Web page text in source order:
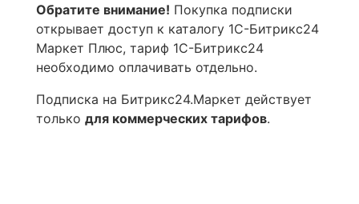
Обратите внимание! Покупка подписки
открывает доступ к каталогу 1С-Битрикс24
Маркет Плюс, тариф 1С-Битрикс24
необходимо оплачивать отдельно.
Подписка на Битрикс24.Маркет действует
только для коммерческих тарифов.